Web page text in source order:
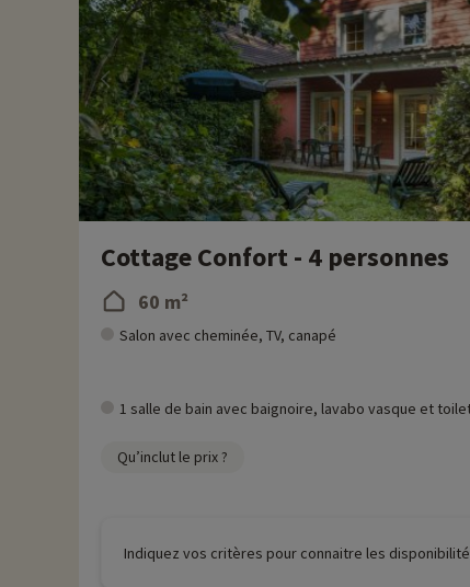
• Animaux de compagnie acceptés, en supplément
Cottage Confort - 4 personnes
60 m²
Salon avec cheminée, TV, canapé
1 salle de bain avec baignoire, lavabo vasque et
Qu’inclut le prix ?
Indiquez vos critères pour connaitre les